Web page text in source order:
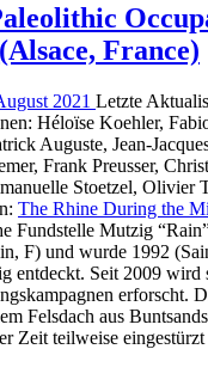
France)
2021 Letzte
Héloïse Koehler,
Auguste, Jean-
Frank Preusser,
Stoetzel, Olivier
The Rhine During the
Fundstelle Mutzig
F) und wurde 1992
entdeckt. Seit 2009 wird
erforscht.
Felsdach aus
Zeit teilweise